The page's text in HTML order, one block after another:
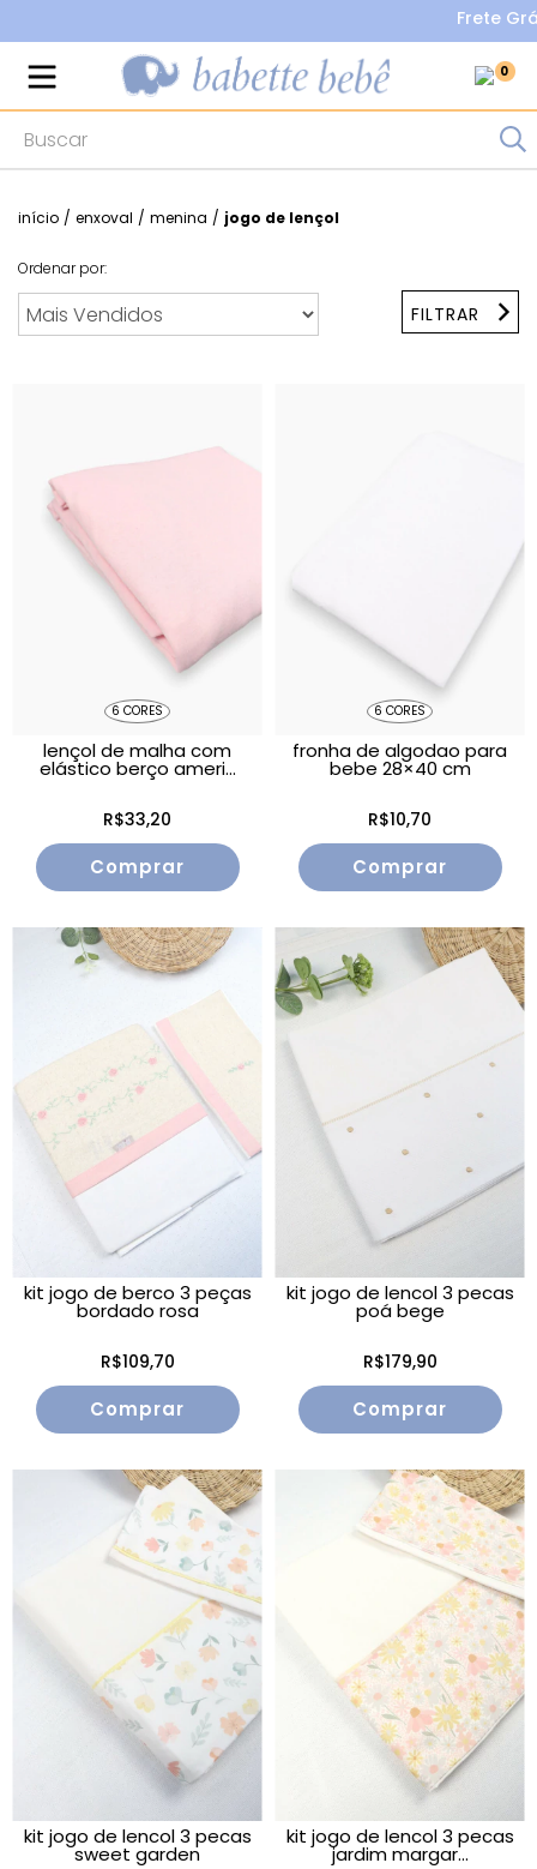
Frete Grátis
0
início / enxoval / menina / jogo de lençol
Ordenar por:
FILTRAR
6 CORES
lençol de malha com
elástico berço ameri...
R$33,20
Comprar
6 CORES
fronha de algodao para
bebe 28×40 cm
R$10,70
Comprar
kit jogo de berco 3 peças
bordado rosa
R$109,70
kit jogo de lencol 3 pecas
poá bege
R$179,90
kit jogo de lencol 3 pecas
sweet garden
kit jogo de lencol 3 pecas
jardim margar...